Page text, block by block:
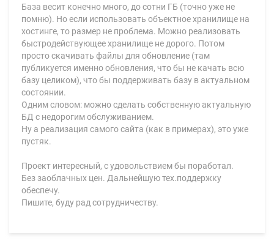
База весит конечно много, до сотни ГБ (точно уже не
помню). Но если использовать объектное хранилище на
хостинге, то размер не проблема. Можно реализовать
быстродействующее хранилище не дорого. Потом
просто скачивать файлы для обновление (там
публикуется именно обновления, что бы не качать всю
базу целиком), что бы поддерживать базу в актуальном
состоянии.
Одним словом: можно сделать собственную актуальную
БД с недорогим обслуживанием.
Ну а реализация самого сайта (как в примерах), это уже
пустяк.
Проект интересный, с удовольствием бы поработал.
Без заоблачных цен. Дальнейшую тех.поддержку
обеспечу.
Пишите, буду рад сотрудничеству.